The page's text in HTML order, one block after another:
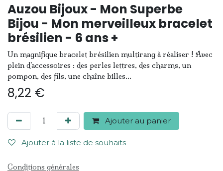
Auzou Bijoux - Mon Superbe
Bijou - Mon merveilleux bracelet
brésilien - 6 ans +
Un magnifique bracelet brésilien multirang à réaliser ! Avec
plein d’accessoires : des perles lettres, des charms, un
pompon, des fils, une chaîne billes…
8,22 €
Ajouter au panier
Ajouter à la liste de souhaits
Conditions générales